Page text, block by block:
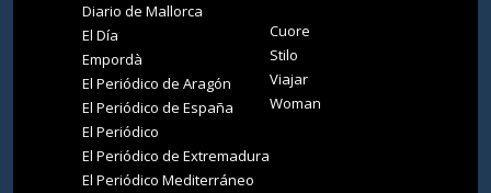
Diario de Mallorca
El Día
Empordà
El Periódico de Aragón
El Periódico de España
El Periódico
El Periódico de Extremadura
El Periódico Mediterráneo
Cuore
Stilo
Viajar
Woman